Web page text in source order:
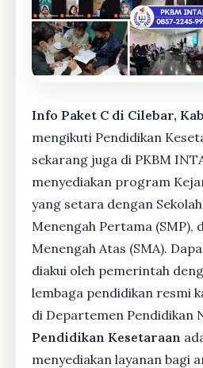
Info Paket C di Cilebar,
mengikuti Pendidikan
sekarang juga di PKBM
menyediakan program
yang setara dengan
Menengah Pertama (SMP),
Menengah Atas (SMA).
diakui oleh pemerintah
lembaga pendidikan resmi
di Departemen Pendidikan
Pendidikan Kesetaraan
menyediakan layanan bagi